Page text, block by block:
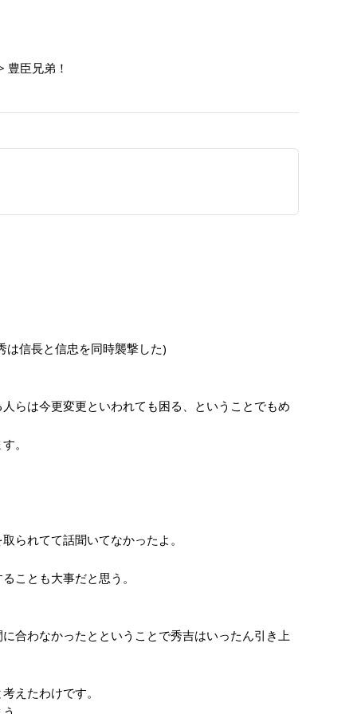
豊臣兄弟！
信長と信忠を同時襲撃した)
らは今更変更といわれても困る、ということでもめ
。
られてて話聞いてなかったよ。
ことも大事だと思う。
合わなかったとということで秀吉はいったん引き上
えたわけです。